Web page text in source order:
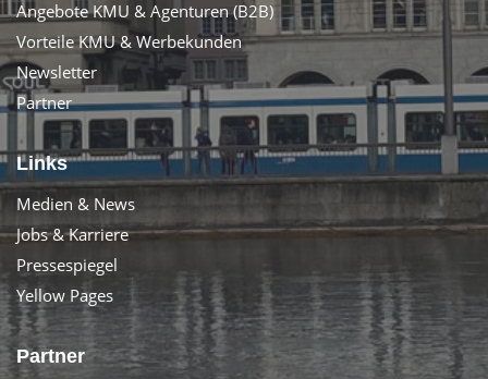
Angebote KMU & Agenturen (B2B)
Vorteile KMU & Werbekunden
Newsletter
Partner
Links
Medien & News
Jobs & Karriere
Pressespiegel
Yellow Pages
Partner